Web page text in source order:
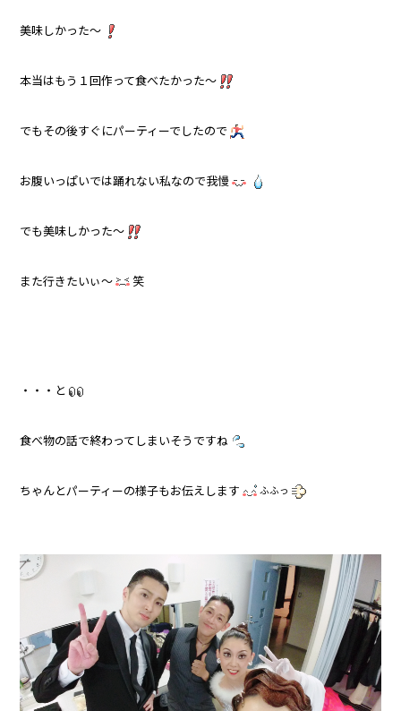
美味しかった～
本当はもう１回作って食べたかった～
でもその後すぐにパーティーでしたので
お腹いっぱいでは踊れない私なので我慢
でも美味しかった～
また行きたいぃ～ 笑
・・・と
食べ物の話で終わってしまいそうですね
ちゃんとパーティーの様子もお伝えします ふふっ